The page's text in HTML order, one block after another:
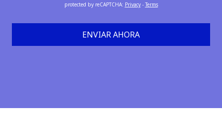
protected by reCAPTCHA: Privacy- Terms
ENVIAR AHORA